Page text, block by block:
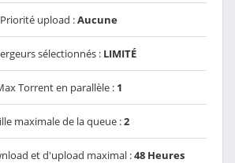
Priorité upload :Aucune
sélectionnés : LIMITÉ
Torrent en parallèle : 1
maximale de la queue :2
et d'upload maximal :48 Heures